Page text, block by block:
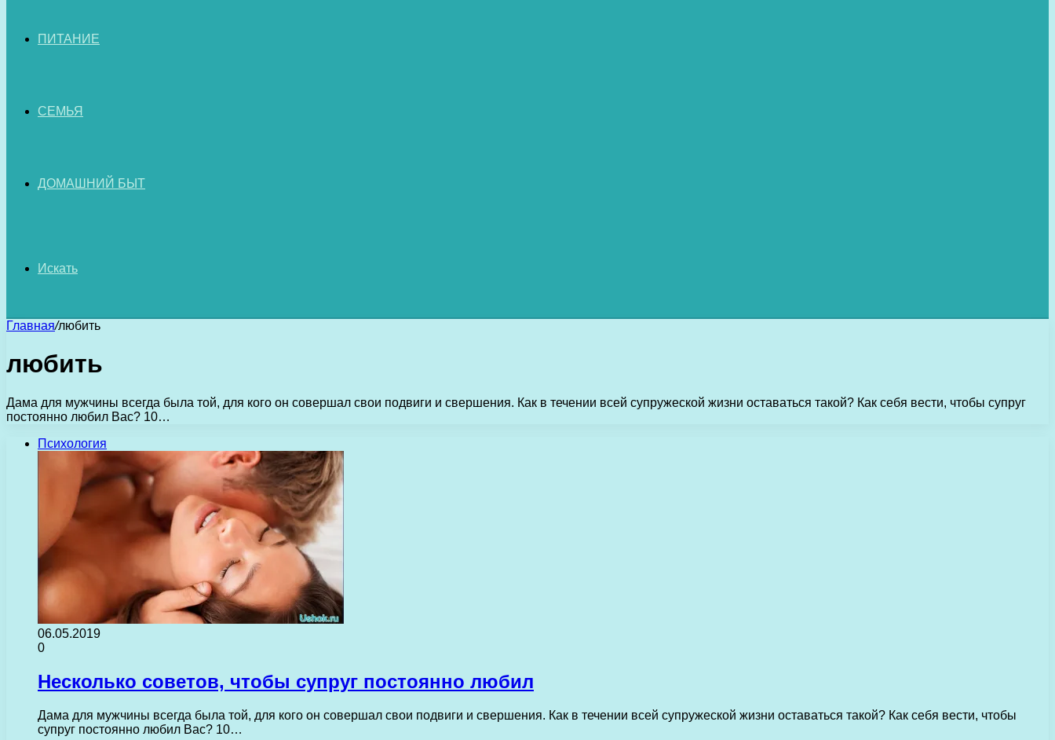
ПИТАНИЕ
СЕМЬЯ
ДОМАШНИЙ БЫТ
Искать
Главная/любить
любить
Дама для мужчины всегда была той, для кого он совершал свои подвиги и свершения. Как в течении всей супружеской жизни оставаться такой? Как себя вести, чтобы супруг
постоянно любил Вас? 10…
Психология
06.05.2019
0
Несколько советов, чтобы супруг постоянно любил
Дама для мужчины всегда была той, для кого он совершал свои подвиги и свершения. Как в течении всей супружеской жизни оставаться такой? Как себя вести, чтобы
супруг постоянно любил Вас? 10…